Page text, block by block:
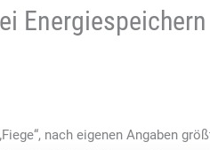
nach eigenen Angaben